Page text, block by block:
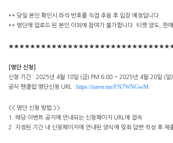
** 당일 본인 확인시 좌석 번호를 직접 추첨 후 입장 예정입니다.
** 명단에 업로드 된 본인 이외에 참여가 불가합니다. 티켓 양도, 판
[명단 신청]
신청 기간 : 2025년 4월 18일 (금) PM 6:00 ~ 2025년 4월 20일 (일
공식 팬클럽 명단신청 URL : https://naver.me/FN7WNGwM
<< 명단 신청 방법 >>
1. 해당 이벤트 공지에 안내되는 신청페이지 URL에 접속
2. 지정된 기간 내 신청페이지에 안내된 양식에 맞춰 답변 작성 후 제